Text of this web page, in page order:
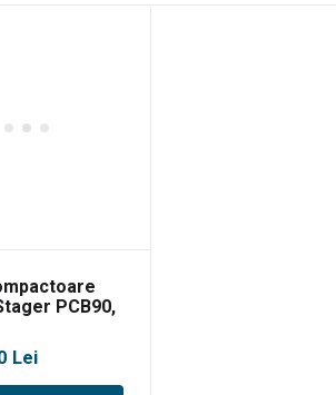
PCB90,
Lei